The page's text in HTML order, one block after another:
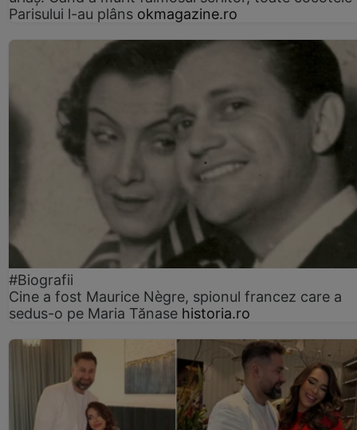
Parisului l-au plâns okmagazine.ro
#Biografii
Cine a fost Maurice Nègre, spionul francez care a
sedus-o pe Maria Tănase historia.ro